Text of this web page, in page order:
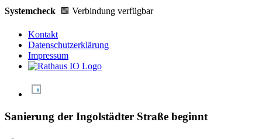
Systemcheck 🟩 Verbindung verfügbar
Kontakt
Datenschutzerklärung
Impressum
Sanierung der Ingolstädter Straße beginnt